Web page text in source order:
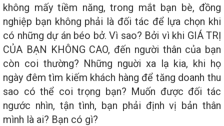
không mấy tiềm năng, trong mắt bạn bè, đồng
nghiệp bạn không phải là đối tác để lựa chọn khi
có những dự án béo bở. Vì sao? Bởi vì khi GIÁ TRỊ
CỦA BẠN KHÔNG CAO, đến người thân của bạn
còn coi thường? Những nguời xa lạ kia, khi họ
ngày đêm tìm kiếm khách hàng để tăng doanh thu
sao có thể coi trọng bạn? Muốn được đối tác
ngước nhìn, tận tình, bạn phải định vị bản thân
mình là ai? Bạn có gì?